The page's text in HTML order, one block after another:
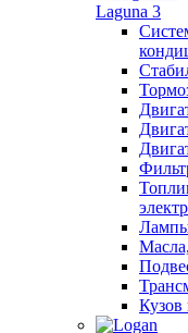
Laguna 3
Кузов